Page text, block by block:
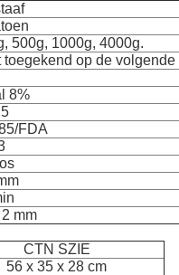
500g, 1000g, 4000g.
op de volgende
8%
FDA
mm
CTN SZIE
56 x 35 x 28 cm